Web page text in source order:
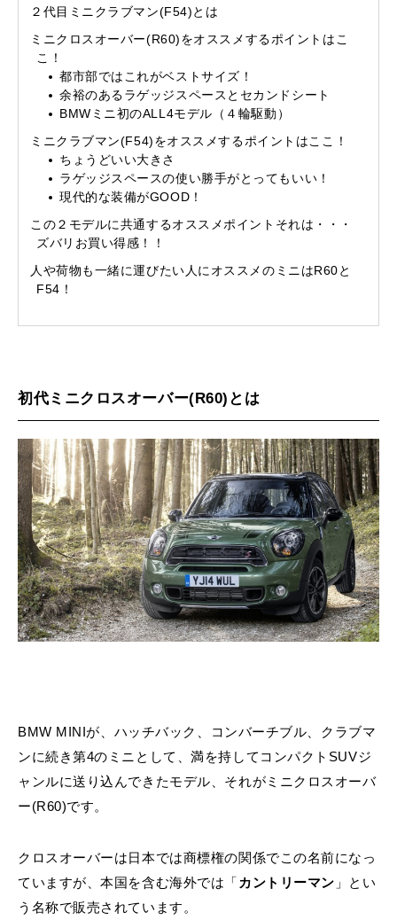
２代目ミニクラブマン(F54)とは
ミニクロスオーバー(R60)をオススメするポイントはこ
こ！
都市部ではこれがベストサイズ！
余裕のあるラゲッジスペースとセカンドシート
BMWミニ初のALL4モデル（４輪駆動）
ミニクラブマン(F54)をオススメするポイントはここ！
ちょうどいい大きさ
ラゲッジスペースの使い勝手がとってもいい！
現代的な装備がGOOD！
この２モデルに共通するオススメポイントそれは・・・
ズバリお買い得感！！
人や荷物も一緒に運びたい人にオススメのミニはR60と
F54！
初代ミニクロスオーバー(R60)とは
BMW MINIが、ハッチバック、コンバーチブル、クラブマ
ンに続き第4のミニとして、満を持してコンパクトSUVジ
ャンルに送り込んできたモデル、それがミニクロスオーバ
ー(R60)です。
クロスオーバーは日本では商標権の関係でこの名前になっ
ていますが、本国を含む海外では「 カントリーマン 」とい
う名称で販売されています。